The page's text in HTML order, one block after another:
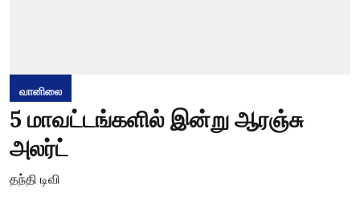
வானிலை
5 மாவட்டங்களில் இன்று ஆரஞ்சு
அலர்ட்
தந்தி டிவி